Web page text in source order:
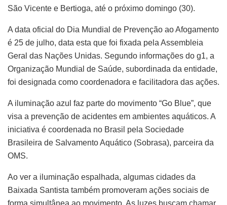
São Vicente e Bertioga, até o próximo domingo (30).
A data oficial do Dia Mundial de Prevenção ao Afogamento
é 25 de julho, data esta que foi fixada pela Assembleia
Geral das Nações Unidas. Segundo informações do g1, a
Organização Mundial de Saúde, subordinada da entidade,
foi designada como coordenadora e facilitadora das ações.
A iluminação azul faz parte do movimento “Go Blue”, que
visa a prevenção de acidentes em ambientes aquáticos. A
iniciativa é coordenada no Brasil pela Sociedade
Brasileira de Salvamento Aquático (Sobrasa), parceira da
OMS.
Ao ver a iluminação espalhada, algumas cidades da
Baixada Santista também promoveram ações sociais de
forma simultânea ao movimento. As luzes buscam chamar